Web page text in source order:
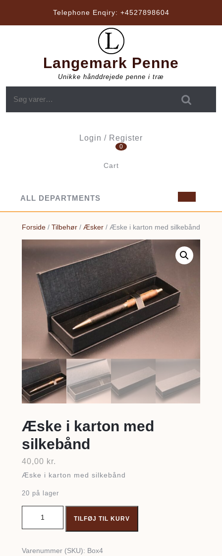
content
Telephone Enqiry: +4527898604
Langemark Penne
Unikke hånddrejede penne i træ
Login / Register
Login
Register
Cart
0
ALL DEPARTMENTS
Forside / Tilbehør / Æsker / Æske i karton med silkebånd
Æske i karton med
silkebånd
40,00 kr.
Æske i karton med silkebånd
20 på lager
TILFØJ TIL KURV
Varenummer (SKU): Box4